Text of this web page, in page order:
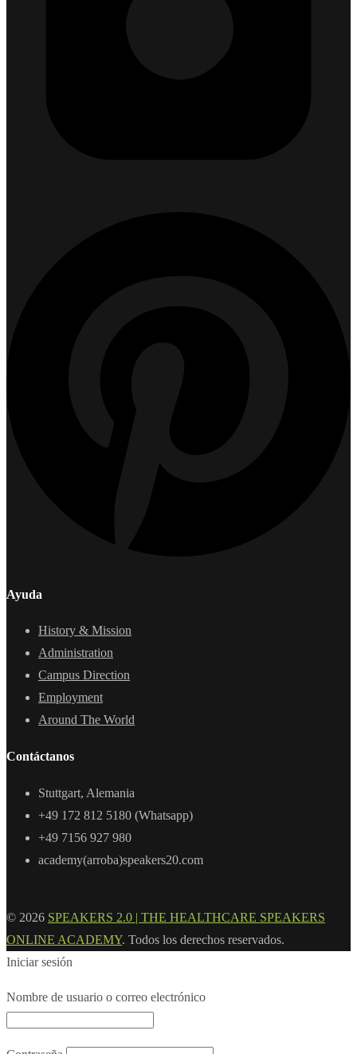
Ayuda
History & Mission
Administration
Campus Direction
Employment
Around The World
Contáctanos
Stuttgart, Alemania
+49 172 812 5180 (Whatsapp)
+49 7156 927 980
academy(arroba)speakers20.com
© 2026 SPEAKERS 2.0 | THE HEALTHCARE SPEAKERS
ONLINE ACADEMY. Todos los derechos reservados.
Iniciar sesión
Nombre de usuario o correo electrónico